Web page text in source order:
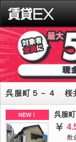
呉服町５－４ 桜
NEW！ 呉服
敷